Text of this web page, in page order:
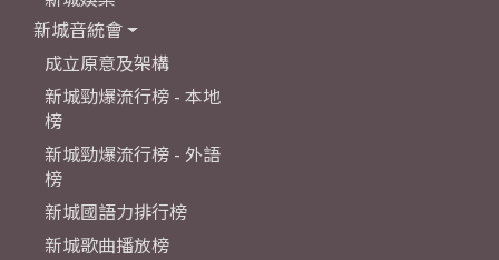
新城音統會
成立原意及架構
新城勁爆流行榜 - 本地
榜
新城勁爆流行榜 - 外語
榜
新城國語力排行榜
新城歌曲播放榜